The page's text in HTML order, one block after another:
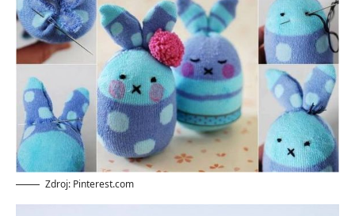
Zdroj: Pinterest.com